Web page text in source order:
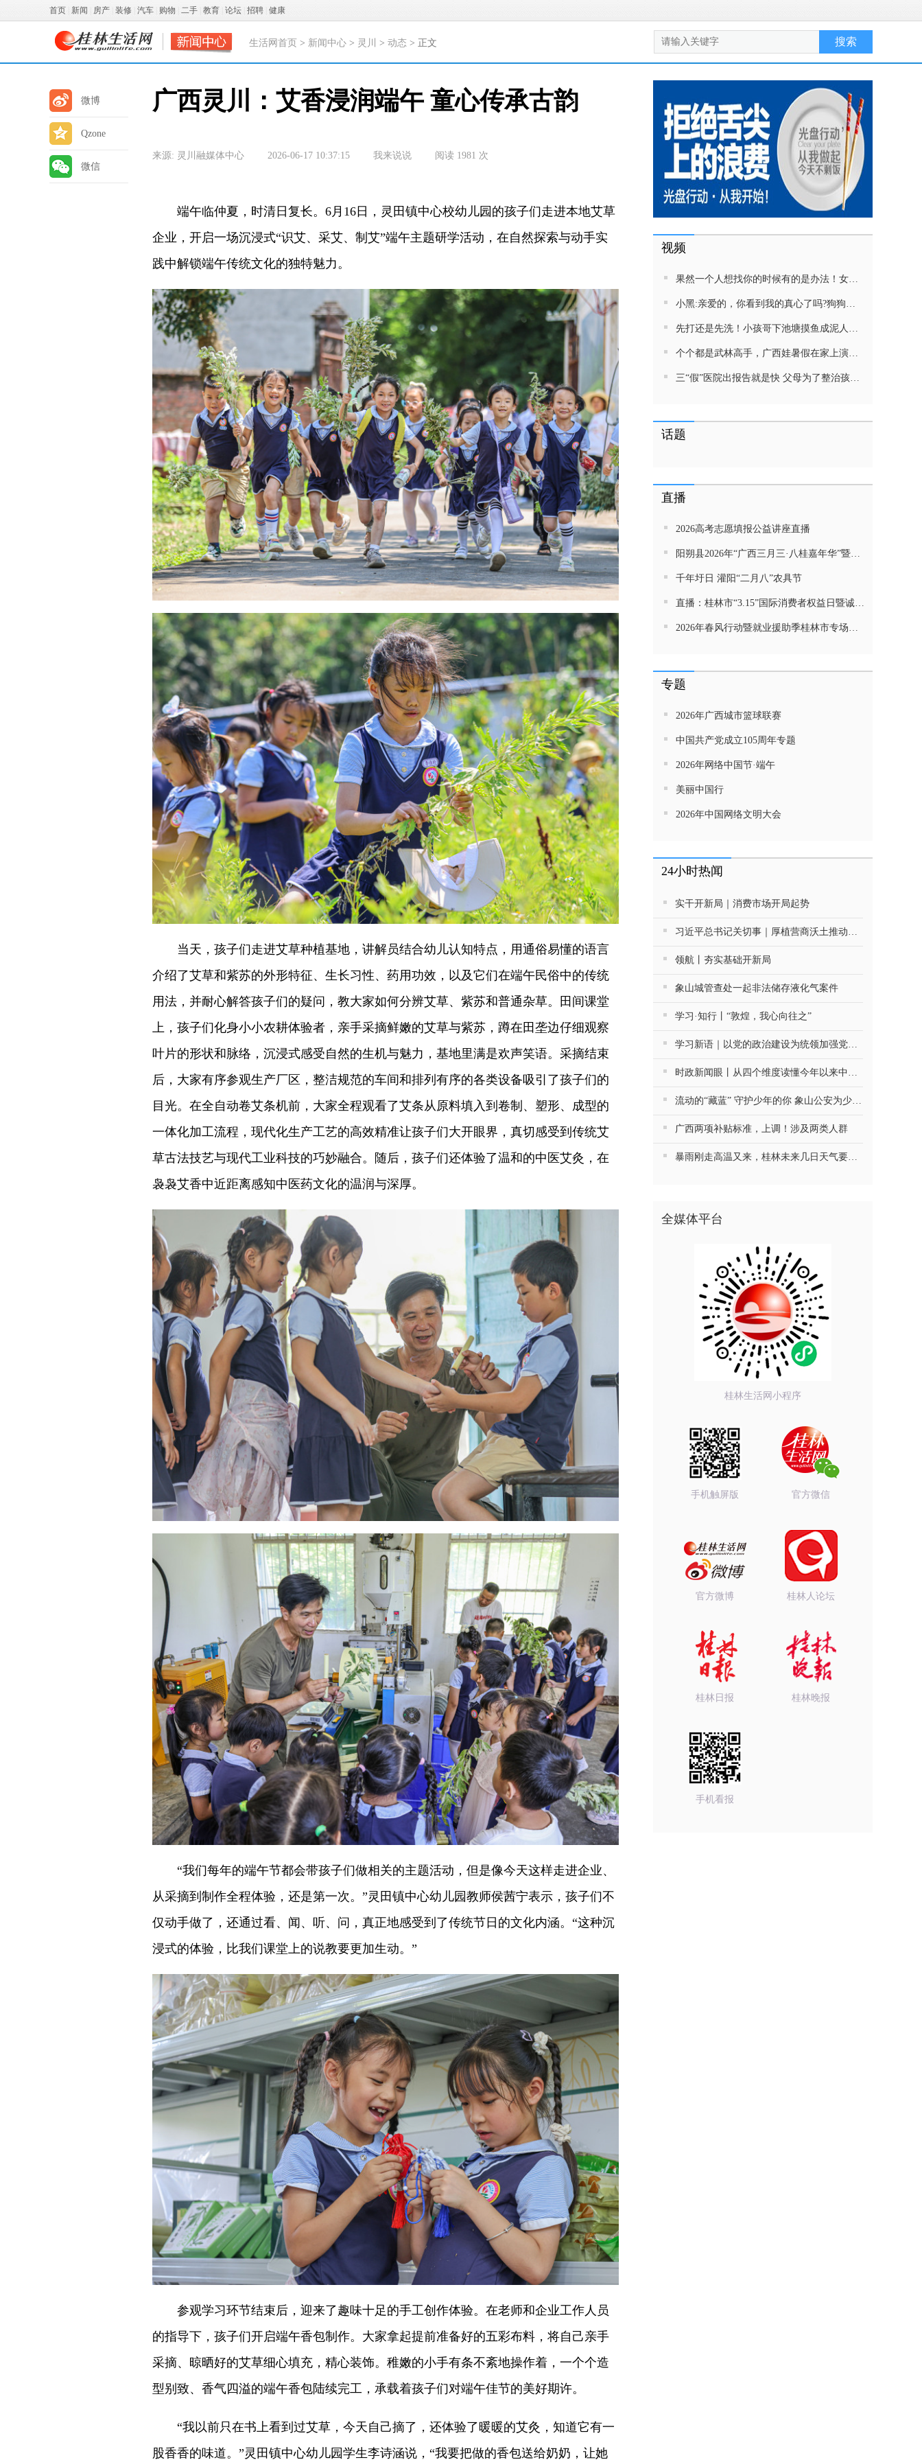
首页 新闻 房产 装修 汽车 购物 二手 教育 论坛 招聘 健康
生活网首页 > 新闻中心 > 灵川 > 动态 > 正文
微博
Qzone
微信
广西灵川：艾香浸润端午 童心传承古韵
来源: 灵川融媒体中心 2026-06-17 10:37:15 我来说说 阅读 1981 次
端午临仲夏，时清日复长。6月16日，灵田镇中心校幼儿园的孩子们走进本地艾草
企业，开启一场沉浸式“识艾、采艾、制艾”端午主题研学活动，在自然探索与动手实
践中解锁端午传统文化的独特魅力。
当天，孩子们走进艾草种植基地，讲解员结合幼儿认知特点，用通俗易懂的语言
介绍了艾草和紫苏的外形特征、生长习性、药用功效，以及它们在端午民俗中的传统
用法，并耐心解答孩子们的疑问，教大家如何分辨艾草、紫苏和普通杂草。田间课堂
上，孩子们化身小小农耕体验者，亲手采摘鲜嫩的艾草与紫苏，蹲在田垄边仔细观察
叶片的形状和脉络，沉浸式感受自然的生机与魅力，基地里满是欢声笑语。采摘结束
后，大家有序参观生产厂区，整洁规范的车间和排列有序的各类设备吸引了孩子们的
目光。在全自动卷艾条机前，大家全程观看了艾条从原料填入到卷制、塑形、成型的
一体化加工流程，现代化生产工艺的高效精准让孩子们大开眼界，真切感受到传统艾
草古法技艺与现代工业科技的巧妙融合。随后，孩子们还体验了温和的中医艾灸，在
袅袅艾香中近距离感知中医药文化的温润与深厚。
“我们每年的端午节都会带孩子们做相关的主题活动，但是像今天这样走进企业、
从采摘到制作全程体验，还是第一次。”灵田镇中心幼儿园教师侯茜宁表示，孩子们不
仅动手做了，还通过看、闻、听、问，真正地感受到了传统节日的文化内涵。“这种沉
浸式的体验，比我们课堂上的说教要更加生动。”
参观学习环节结束后，迎来了趣味十足的手工创作体验。在老师和企业工作人员
的指导下，孩子们开启端午香包制作。大家拿起提前准备好的五彩布料，将自己亲手
采摘、晾晒好的艾草细心填充，精心装饰。稚嫩的小手有条不紊地操作着，一个个造
型别致、香气四溢的端午香包陆续完工，承载着孩子们对端午佳节的美好期许。
“我以前只在书上看到过艾草，今天自己摘了，还体验了暖暖的艾灸，知道它有一
股香香的味道。”灵田镇中心幼儿园学生李诗涵说，“我要把做的香包送给奶奶，让她
视频
果然一个人想找你的时候有的是办法！女生吵架将男友拉黑，结果男友给家里狗打电话了！汪：吵死了，一会就去把号码注销
小黑:亲爱的，你看到我的真心了吗?狗狗雨中等好朋狗不愿离去，网友:确实搞笑，黄黄都有男朋友，你却没有
先打还是先洗！小孩哥下池塘摸鱼成泥人！网友：这才是童年该有的样子，好怀念
个个都是武林高手，广西娃暑假在家上演武侠片，80后90后:以前我们也这样玩
三“假”医院出报告就是快 父母为了整治孩子少吃零食想尽了办法 网友：“又有”笑死我了
话题
直播
2026高考志愿填报公益讲座直播
阳朔县2026年“广西三月三·八桂嘉年华”暨金龙巡游活动直播
千年圩日 灌阳“二月八”农具节
直播：桂林市“3.15”国际消费者权益日暨诚信教育主题活动网民面对面活动
2026年春风行动暨就业援助季桂林市专场招聘活动直播带岗
专题
2026年广西城市篮球联赛
中国共产党成立105周年专题
2026年网络中国节·端午
美丽中国行
2026年中国网络文明大会
24小时热闻
实干开新局｜消费市场开局起势
习近平总书记关切事｜厚植营商沃土推动东北全面振兴
领航丨夯实基础开新局
象山城管查处一起非法储存液化气案件
学习·知行丨“敦煌，我心向往之”
学习新语｜以党的政治建设为统领加强党的各方面建设
时政新闻眼丨从四个维度读懂今年以来中国元首外交
流动的“藏蓝” 守护少年的你 象山公安为少年筑牢暑期平安防线
广西两项补贴标准，上调！涉及两类人群
暴雨刚走高温又来，桂林未来几日天气要注意防火……
全媒体平台
桂林生活网小程序
手机触屏版 官方微信
官方微博 桂林人论坛
桂林日报 桂林晚报
手机看报